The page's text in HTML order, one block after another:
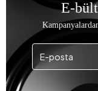
E-